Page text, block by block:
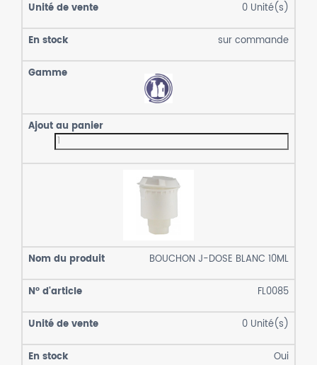
0 Unité(s)
sur commande
BOUCHON J-DOSE BLANC 10ML
FL0085
0 Unité(s)
Oui